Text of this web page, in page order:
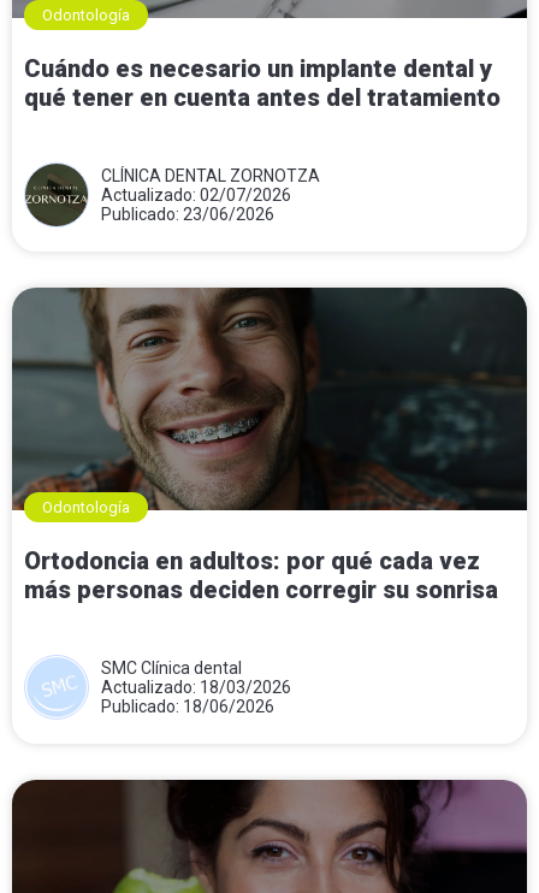
Odontología
Cuándo es necesario un implante dental y
qué tener en cuenta antes del tratamiento
CLÍNICA DENTAL ZORNOTZA
Actualizado: 02/07/2026
Publicado: 23/06/2026
Odontología
Ortodoncia en adultos: por qué cada vez
más personas deciden corregir su sonrisa
SMC Clínica dental
Actualizado: 18/03/2026
Publicado: 18/06/2026